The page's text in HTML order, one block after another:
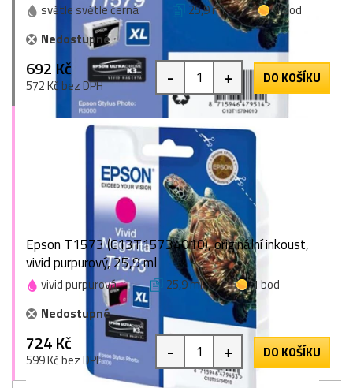
světle světle černá 25,9 ml
1 bod
Nedostupné
692 Kč
572 Kč bez DPH - + DO KOŠÍKU
Epson T1573 (C13T15734010), originální inkoust,
vivid purpurový, 25,9 ml
vivid purpurová 25,9 ml
1 bod
Nedostupné
724 Kč
599 Kč bez DPH - + DO KOŠÍKU